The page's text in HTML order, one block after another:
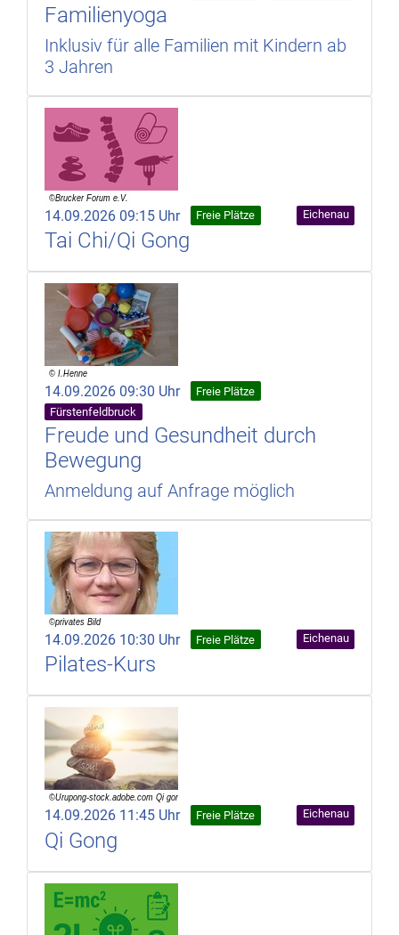
Familienyoga
Inklusiv für alle Familien mit Kindern ab
3 Jahren
14.09.2026 09:15 Uhr Freie Plätze Eichenau
Tai Chi/Qi Gong
14.09.2026 09:30 Uhr
Freie Plätze
Fürstenfeldbruck
Freude und Gesundheit durch
Bewegung
Anmeldung auf Anfrage möglich
14.09.2026 10:30 Uhr Freie Plätze Eichenau
Pilates-Kurs
14.09.2026 11:45 Uhr Freie Plätze Eichenau
Qi Gong